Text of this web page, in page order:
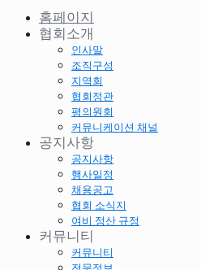
홈페이지
협회소개
인사말
조직구성
지역회
협회정관
평의원회
커뮤니케이션 채널
공지사항
공지사항
행사일정
채용공고
협회 소식지
여비 정산 규정
커뮤니티
커뮤니티